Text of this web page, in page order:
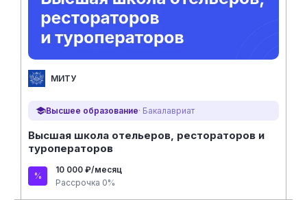
МИТУ
Высшее образование· Бакалавриат
Высшая школа отельеров, рестораторов и
туроператоров
10 000 ₽/месяц
Рассрочка 0%